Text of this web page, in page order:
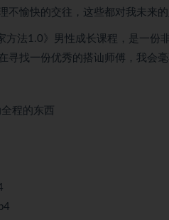
不愉快的交往，这些都对我未来
方法1.0》男性成长课程，是一份
寻找一份优秀的搭讪师傅，我会毫
程的东西